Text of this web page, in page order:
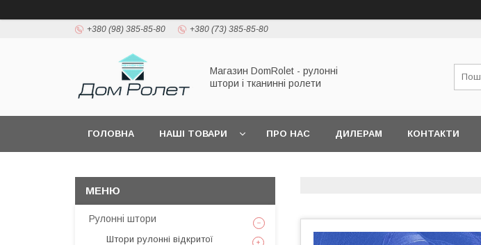
+380 (98) 385-85-80 +380 (73) 385-85-80
Магазин DomRolet - рулонні
штори і тканинні ролети
ГОЛОВНА НАШІ ТОВАРИ ПРО НАС ДИЛЕРАМ КОНТАКТИ
Рулонні штори
Штори рулонні відкритої